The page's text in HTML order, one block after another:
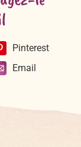
Pinterest
Email